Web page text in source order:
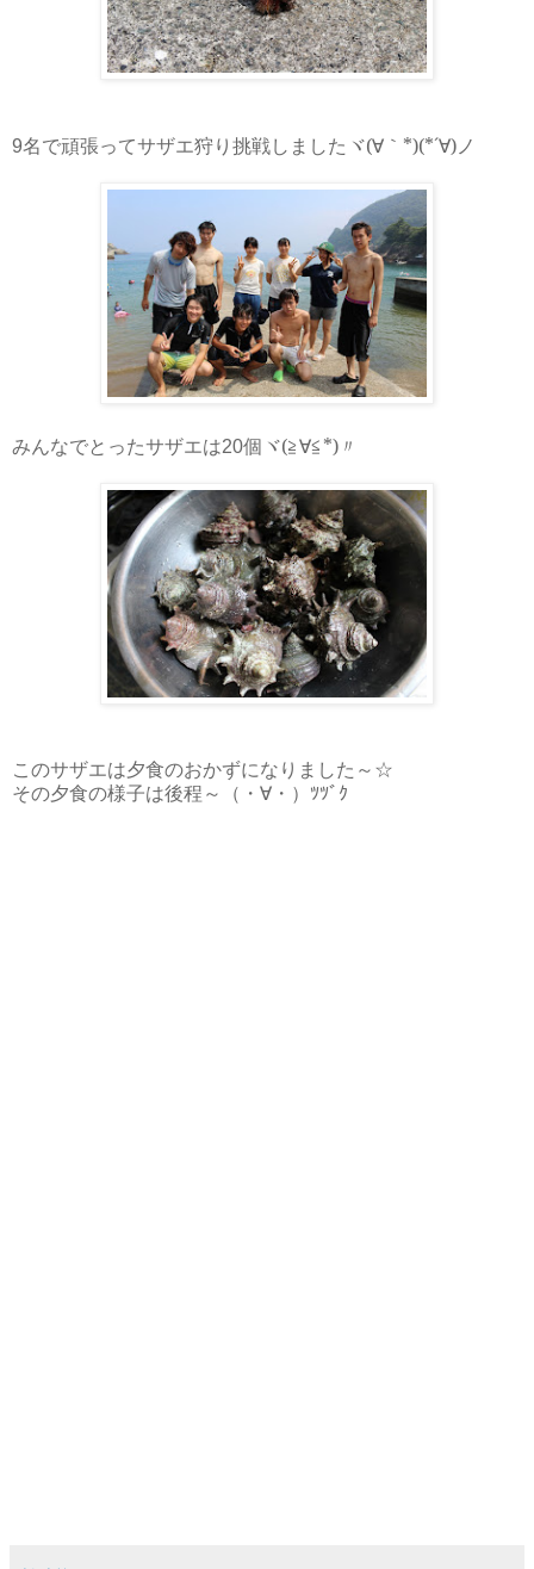
9名で頑張ってサザエ狩り挑戦しました ヾ(∀｀ *)(*´∀)ノ
みんなでとったサザエは20個 ヾ(≧∀≦*) 〃
このサザエは夕食のおかずになりました～☆
その夕食の様子は後程～（・∀・）ﾂﾂﾞｸ